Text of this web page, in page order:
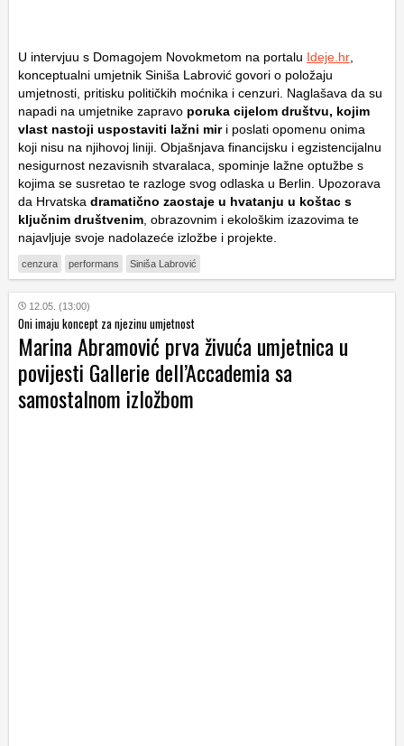
U intervjuu s Domagojem Novokmetom na portalu Ideje.hr
konceptualni umjetnik Siniša Labrović govori o položaju
umjetnosti, pritisku političkih moćnika i cenzuri. Naglašava da su
napadi na umjetnike zapravo poruka cijelom društvu, kojim
vlast nastoji uspostaviti lažni miri poslati opomenu onima
koji nisu na njihovoj liniji. Objašnjava financijsku i egzistencijalnu
nesigurnost nezavisnih stvaralaca, spominje lažne optužbe s
kojima se susretao te razloge svog odlaska u Berlin. Upozorava
da Hrvatska dramatično zaostaje u hvatanju u koštac s
ključnim društvenim , obrazovnim i ekološkim izazovima te
najavljuje svoje nadolazeće izložbe i projekte.
cenzura performans Siniša Labrović
12.05. (13:00)
Oni imaju koncept za njezinu umjetnost
Marina Abramović prva živuća umjetnica u
povijesti Gallerie dell’Accademia sa
samostalnom izložbom